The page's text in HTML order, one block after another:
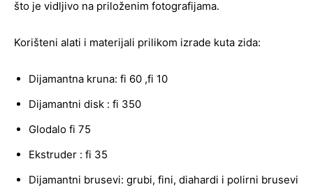
što je vidljivo na priloženim fotografijama.
Korišteni alati i materijali prilikom izrade kuta zida:
Dijamantna kruna: fi 60 ,fi 10
Dijamantni disk : fi 350
Glodalo fi 75
Ekstruder : fi 35
Dijamantni brusevi: grubi, fini, diahardi i polirni brusevi